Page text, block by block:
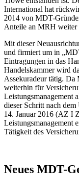
International hat
2014 von MDT-
Anteile an MRH weiter
Mit dieser
und firmiert um in
Eintragungen in das
Handelskammer wird
Assekuradeur tätig. Da
weiterhin für
Leistungsmanagement
dieser Schritt nach
14. Januar 2016 (AZ I
Leistungsmanagement
Tätigkeit des
Neues MDT-